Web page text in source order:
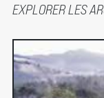
EXPLORER LES